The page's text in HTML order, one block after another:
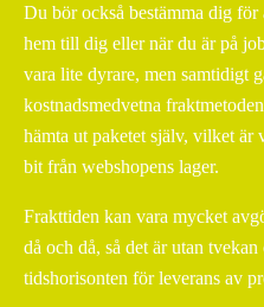
Du bör också bestämma dig för
hem till dig eller när du är på
vara lite dyrare, men samtidigt
kostnadsmedvetna
hämta ut paketet själv, vilket
bit från webshopens lager.
Frakttiden kan vara mycket
då och då, så det är utan
tidshorisonten för leverans av